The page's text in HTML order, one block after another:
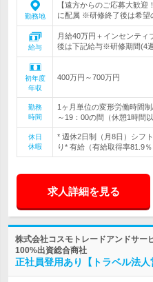
勤務地
【遠方からのご応募大歓
に配属 ※研修終了後は希望
給与
月給40万円＋インセンテ
後は下記給与※研修期間(4
初年度
年収
400万円～700万円
勤務
時間
1ヶ月単位の変形労働時間
～19：00の間（休憩1時間
休日
休暇
* 週休2日制（月8日）シフ
り* 有給（有給取得率81.9
求人詳細を見る
株式会社コスモトレードアンドサー
100%出資総合商社
正社員登用あり【トラベル法